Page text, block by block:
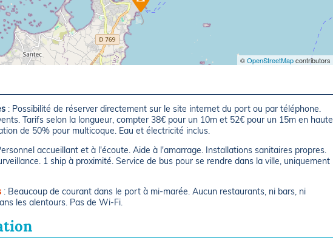
©OpenStreetMapcontributors
: Possibilité de réserver directement sur le site internet du port ou par téléphone.
Tarifs selon la longueur, compter 38€ pour un 10m et 52€ pour un 15m en haute
de 50% pour multicoque. Eau et électricité inclus.
accueillant et à l'écoute. Aide à l'amarrage. Installations sanitaires propres.
1 ship à proximité. Service de bus pour se rendre dans la ville, uniquement
: Beaucoup de courant dans le port à mi-marée. Aucun restaurants, ni bars, ni
les alentours. Pas de Wi-Fi.